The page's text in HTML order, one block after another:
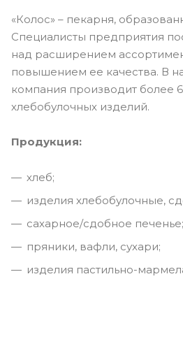
«Колос» – пекарня,
Специалисты предприятия
над расширением
повышением ее качества. В
компания производит более
хлебобулочных изделий.
Продукция:
хлеб;
изделия хлебобулочные,
сахарное/сдобное печенье;
пряники, вафли, сухари;
изделия пастильно-